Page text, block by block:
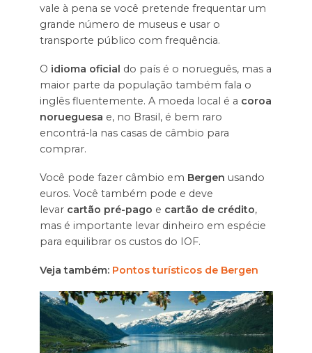
vale à pena se você pretende frequentar um
grande número de museus e usar o
transporte público com frequência.
O idioma oficial do país é o norueguês, mas a
maior parte da população também fala o
inglês fluentemente. A moeda local é a coroa
norueguesa e, no Brasil, é bem raro
encontrá-la nas casas de câmbio para
comprar.
Você pode fazer câmbio em Bergen usando
euros. Você também pode e deve
levar cartão pré-pago e cartão de crédito,
mas é importante levar dinheiro em espécie
para equilibrar os custos do IOF.
Veja também: Pontos turísticos de Bergen